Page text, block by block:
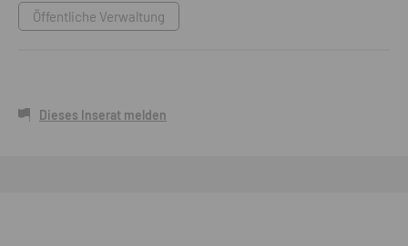
Öffentliche Verwaltung
Dieses Inserat melden